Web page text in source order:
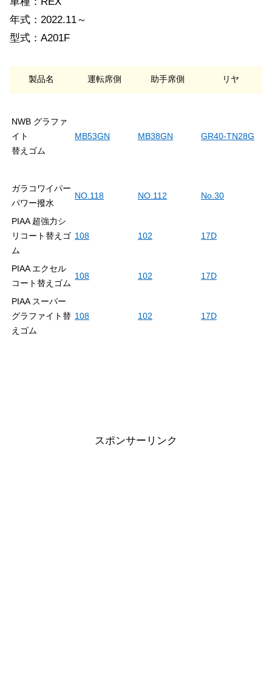
年式：2022.11～
型式：A201F
製品名 運転席側 助手席側 リヤ
NWB グラファ
イト
替えゴム
MB53GN MB38GN GR40-TN28G
ガラコワイパー
パワー撥水
NO.118 NO.112 No.30
PIAA 超強力シ
リコート替えゴ
ム
108 102 17D
PIAA エクセル
コート替えゴム
108 102 17D
PIAA スーパー
グラファイト替
えゴム
108 102 17D
スポンサーリンク